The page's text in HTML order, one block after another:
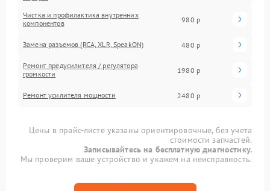
Чистка и профилактика внутренних
компонентов
980 р
Замена разъемов (RCA, XLR, SpeakON) 480 р
Ремонт предусилителя / регулятора
громкости
1980 р
Ремонт усилителя мощности 2480 р
Цены в прайс-листе указаны ориентировочные, без учета
стоимости запчастей.
Записывайтесь на бесплатную диагностику.
Мы проверим ваше устройство и укажем на неисправность.